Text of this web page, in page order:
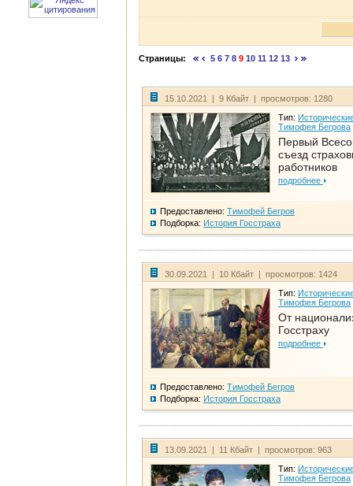
Страницы: 5 6 7 8 9 10 11 12 13
15.10.2021 | 9 Кбайт | просмотров: 1280
Тип:
Тимофея Бегрова
Первый
съезд
работников
подробнее
Предоставлено: Тимофей Бегров
Подборка: История Госстраха
30.09.2021 | 10 Кбайт | просмотров: 1424
Тип:
Тимофея Бегрова
От
Госстраху
подробнее
Предоставлено: Тимофей Бегров
Подборка: История Госстраха
13.09.2021 | 11 Кбайт | просмотров: 963
Тип:
Тимофея Бегрова